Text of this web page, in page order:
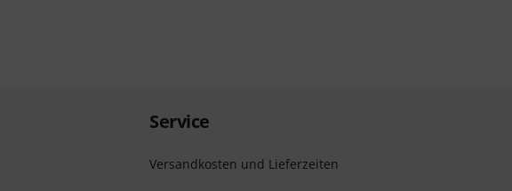
Service
Versandkosten und Lieferzeiten